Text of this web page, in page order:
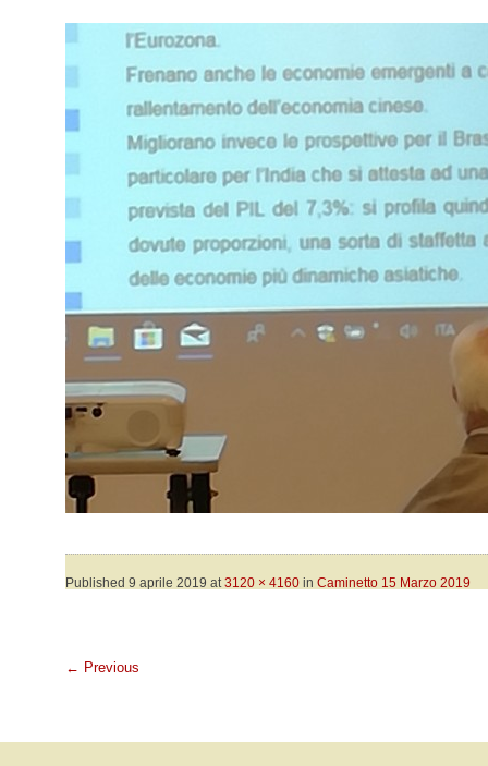
Published 9 aprile 2019 at3120 × 4160 in Caminetto 15 Marzo 2019
← Previous